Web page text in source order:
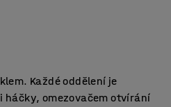
Každé oddělení je
háčky, omezovačem otvírání